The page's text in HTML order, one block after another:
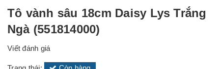
Tô vành sâu 18cm Daisy Lys Trắng
Ngà (551814000)
Viết đánh giá